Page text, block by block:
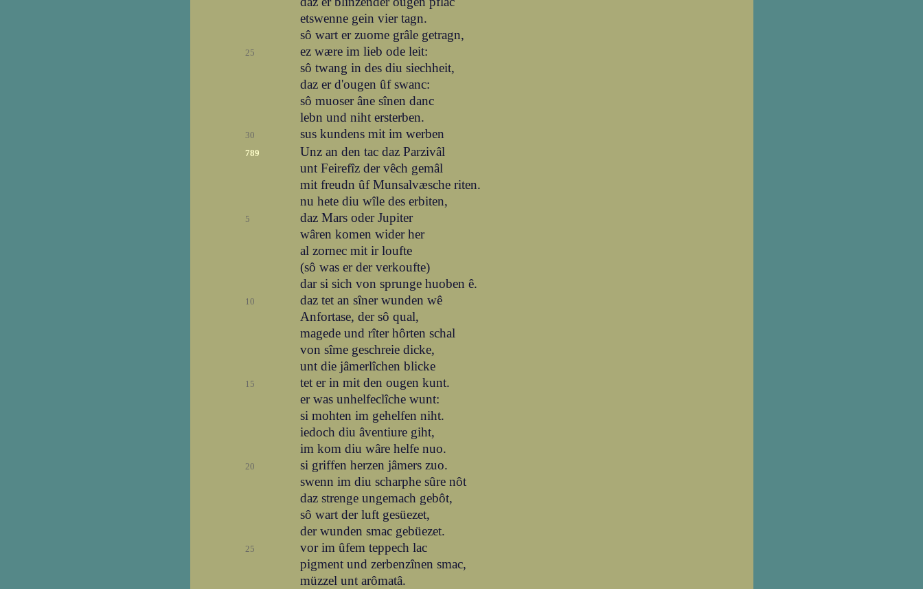
etswenne gein vier tagn.
sô wart er zuome grâle getragn,
25
ez wære im lieb ode leit:
sô twang in des diu siechheit,
daz er d'ougen ûf swanc:
sô muoser âne sînen danc
lebn und niht ersterben.
30 sus kundens mit im werben
789
Unz an den tac daz Parzivâl
unt Feirefîz der vêch gemâl
mit freudn ûf Munsalvæsche riten.
nu hete diu wîle des erbiten,
5
daz Mars oder Jupiter
wâren komen wider her
al zornec mit ir loufte
(sô was er der verkoufte)
dar si sich von sprunge huoben ê.
10
daz tet an sîner wunden wê
Anfortase, der sô qual,
magede und rîter hôrten schal
von sîme geschreie dicke,
unt die jâmerlîchen blicke
15
tet er in mit den ougen kunt.
er was unhelfeclîche wunt:
si mohten im gehelfen niht.
iedoch diu âventiure giht,
im kom diu wâre helfe nuo.
20
si griffen herzen jâmers zuo.
swenn im diu scharphe sûre nôt
daz strenge ungemach gebôt,
sô wart der luft gesüezet,
der wunden smac gebüezet.
25
vor im ûfem teppech lac
pigment und zerbenzînen smac,
müzzel unt arômatâ.